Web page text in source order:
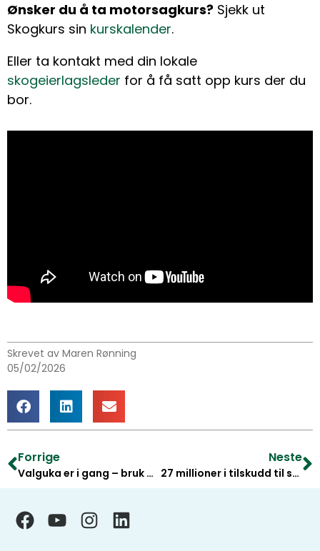
Ønsker du å ta motorsagkurs? Sjekk ut
Skogkurs sin kurskalender.
Eller ta kontakt med din lokale
skogeierlagsleder for å få satt opp kurs der du
bor.
Skrevet av Maren Rønning
05/02/2026
Forrige
Valguka er i gang – bruk din stemme i dag
Neste
27 millioner i tilskudd til skogeierne